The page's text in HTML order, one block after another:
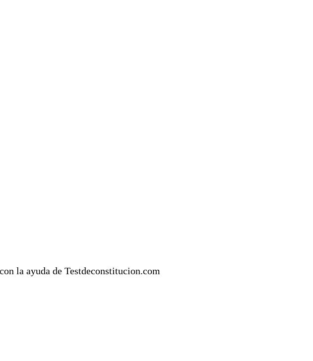
la ayuda de Testdeconstitucion.com